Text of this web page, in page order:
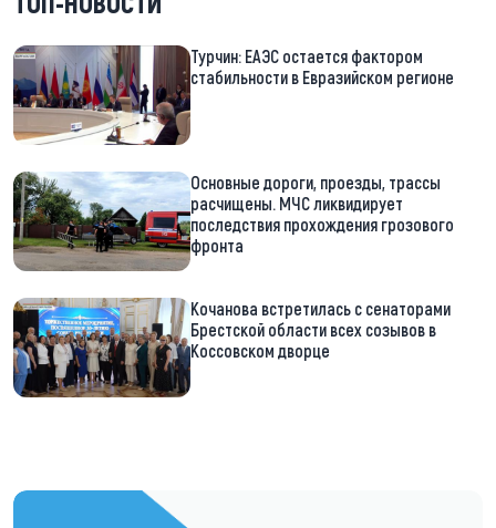
Турчин: ЕАЭС остается фактором
стабильности в Евразийском регионе
Основные дороги, проезды, трассы
расчищены. МЧС ликвидирует
последствия прохождения грозового
фронта
Кочанова встретилась с сенаторами
Брестской области всех созывов в
Коссовском дворце
https://t.me/minskctvby